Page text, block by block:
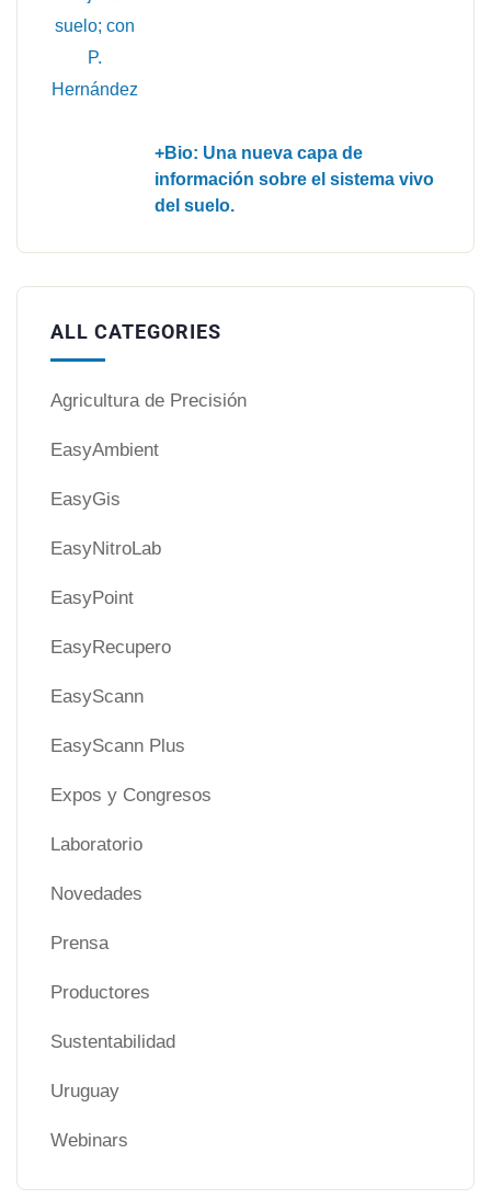
+Bio: Una nueva capa de
información sobre el sistema vivo
del suelo.
ALL CATEGORIES
Agricultura de Precisión
EasyAmbient
EasyGis
EasyNitroLab
EasyPoint
EasyRecupero
EasyScann
EasyScann Plus
Expos y Congresos
Laboratorio
Novedades
Prensa
Productores
Sustentabilidad
Uruguay
Webinars